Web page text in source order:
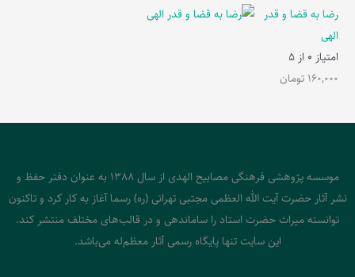
رضا به قضا و قدر
الهی
امتیاز 0 از 5
160,000 تومان
موسسه پژوهشی فرهنگی مصابیح الهدی از سال 1388 به عنوان دفتر حفظ و
نشر آثار حضرت آیت الله العظمی مجتبی تهرانی (ره) رسما آغاز به کار کرد و تاکنون
توانسته میراث حضرت استاد را ساماندهی و در قالب‌های مختلف منتشر کند.
این سایت تنها پایگاه رسمی آثار معظم‌له می‌باشد.